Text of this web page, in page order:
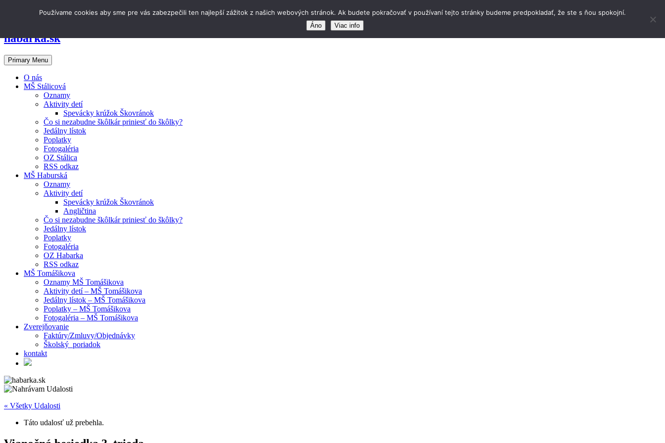
Skip to content
Materská škola
habarka.sk
Primary Menu
O nás
MŠ Stálicová
Oznamy
Aktivity detí
Spevácky krúžok Škovránok
Čo si nezabudne škôlkár priniesť do škôlky?
Jedálny lístok
Poplatky
Fotogaléria
OZ Stálica
RSS odkaz
MŠ Haburská
Oznamy
Aktivity detí
Spevácky krúžok Škovránok
Angličtina
Čo si nezabudne škôlkár priniesť do škôlky?
Jedálny lístok
Poplatky
Fotogaléria
OZ Habarka
RSS odkaz
MŠ Tomášikova
Oznamy MŠ Tomášikova
Aktivity detí – MŠ Tomášikova
Jedálny lístok – MŠ Tomášikova
Poplatky – MŠ Tomášikova
Fotogaléria – MŠ Tomášikova
Zverejňovanie
Faktúry/Zmluvy/Objednávky
Školský poriadok
kontakt
« Všetky Udalosti
Táto udalosť už prebehla.
Používame cookies aby sme pre vás zabezpečili ten najlepší zážitok z našich webových stránok. Ak budete pokračovať v používaní tejto stránky budeme predpokladať, že ste s ňou spokojní.
Áno Viac info